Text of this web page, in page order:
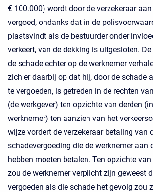
€ 100.000) wordt door de verzekeraar
vergoed, ondanks dat in de
plaatsvindt als de bestuurder onder
verkeert, van de dekking is uitgesloten.
de schade echter op de werknemer
zich er daarbij op dat hij, door de schade
te vergoeden, is getreden in de rechten
(de werkgever) ten opzichte van derden
werknemer) ten aanzien van het
wijze vordert de verzekeraar betaling van
schadevergoeding die de werknemer aan
hebben moeten betalen. Ten opzichte van
zou de werknemer verplicht zijn geweest
vergoeden als die schade het gevolg zou